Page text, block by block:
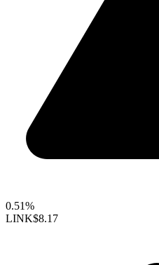
0.51%
LINK$8.17